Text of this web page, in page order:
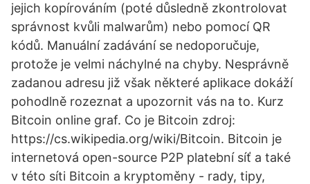
jejich kopírováním (poté důsledně zkontrolovat
správnost kvůli malwarům) nebo pomocí QR
kódů. Manuální zadávání se nedoporučuje,
protože je velmi náchylné na chyby. Nesprávně
zadanou adresu již však některé aplikace dokáží
pohodlně rozeznat a upozornit vás na to. Kurz
Bitcoin online graf. Co je Bitcoin zdroj:
https://cs.wikipedia.org/wiki/Bitcoin. Bitcoin je
internetová open-source P2P platební síť a také
v této síti Bitcoin a kryptoměny - rady, tipy,